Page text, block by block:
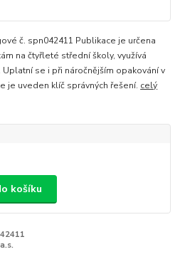
č. spn042411 Publikace je určena
na čtyřleté střední školy, využívá
se i při náročnějším opakování v
je uveden klíč správných řešení. celý
košíku